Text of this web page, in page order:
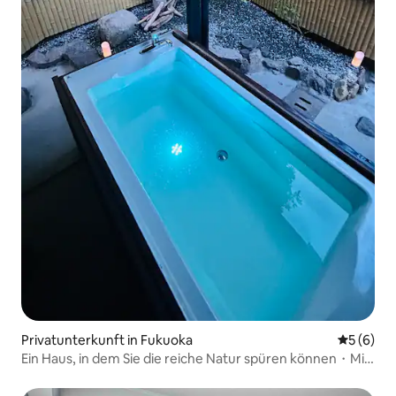
Privatunterkunft in Fukuoka
5 (6)
Ein Haus, in dem Sie die reiche Natur spüren können・Mit
Parkplatz・Ideal für Familienreisen und längere